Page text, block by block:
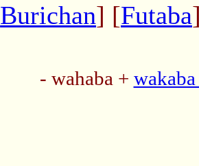
Burichan] [Futaba
- wahaba +